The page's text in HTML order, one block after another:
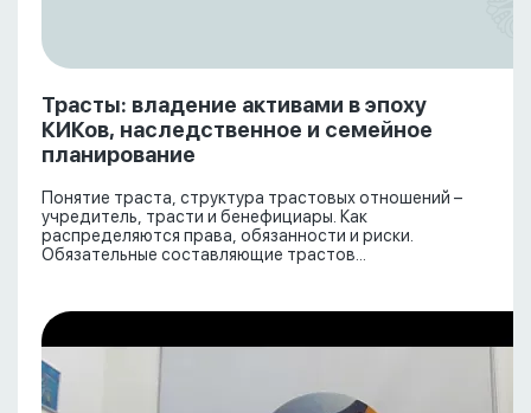
Трасты: владение активами в эпоху
КИКов, наследственное и семейное
планирование
Понятие траста, структура трастовых отношений –
учредитель, трасти и бенефициары. Как
распределяются права, обязанности и риски.
Обязательные составляющие трастов...